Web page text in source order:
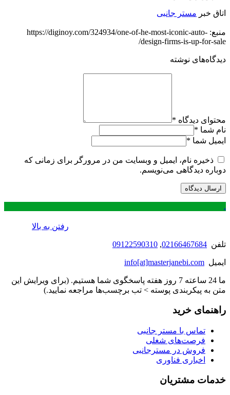
اتاق خبر مستر جانبی
منبع: https://diginoy.com/324934/one-of-he-most-iconic-auto-
design-firms-is-up-for-sale/
دیدگاه‌های نوشته
محتوای دیدگاه *
نام شما *
ایمیل شما *
ذخیره نام، ایمیل و وبسایت من در مرورگر برای زمانی که
دوباره دیدگاهی می‌نویسم.
.
رفتن به بالا
تلفن 02166467684
,
09122590310
ایمیل info[at]masterjanebi.com
ما 24 ساعته 7 روز هفته پاسخگوی شما هستیم. (برای ویرایش این
متن به پیکربندی پوسته > تب برچسب‌ها مراجعه نمایید.)
راهنمای خرید
تماس با مستر جانبی
فرصت‌های شغلی
فروش در مسترجانبی
اخباری فناوری
خدمات مشتریان